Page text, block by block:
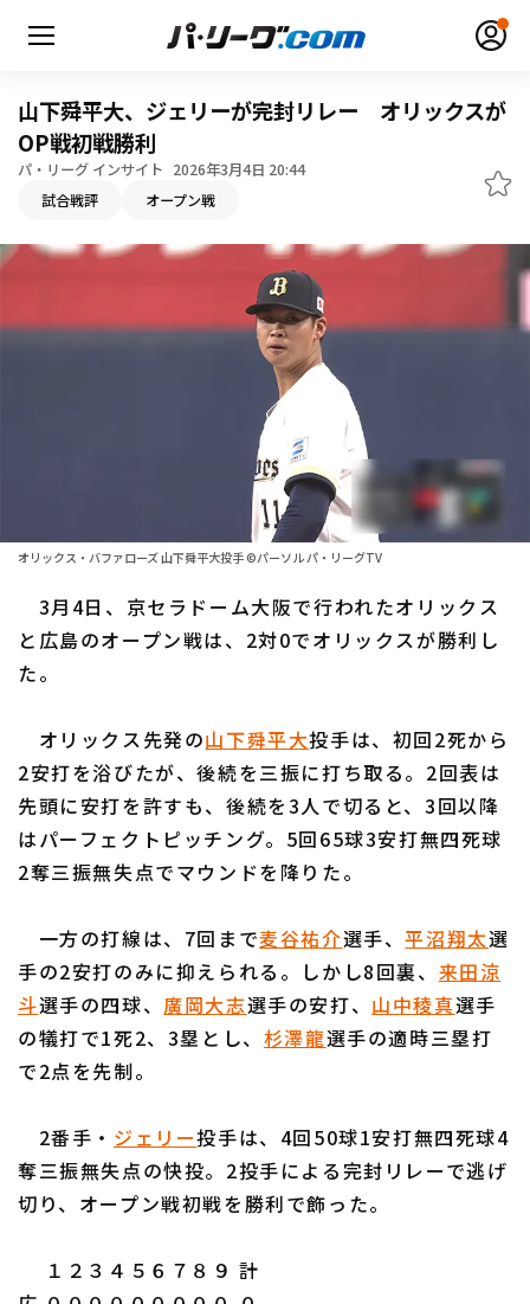
HOME
ファーム東地区
ファーム西地区
選手名鑑トップ
北海道日本ハムファイターズ
東北楽天ゴールデンイーグルス
千葉ロッテマリーンズ
オリックス・バファローズ
福岡ソフトバンクホークス
ニュース
設定
利用規約 プライバシーポリシー
運営会社 （別ウィンドウで開く）
山下舜平大、ジェリーが完封リレー オリックスが
OP戦初戦勝利
パ・リーグ インサイト 2026年3月4日 20:44
試合戦評 オープン戦
オリックス・バファローズ 山下舜平大投手 ©パーソル パ・リーグTV
3月4日、京セラドーム大阪で行われたオリックス
と広島のオープン戦は、2対0でオリックスが勝利し
た。
オリックス先発の山下舜平大投手は、初回2死から
2安打を浴びたが、後続を三振に打ち取る。2回表は
先頭に安打を許すも、後続を3人で切ると、3回以降
はパーフェクトピッチング。5回65球3安打無四死球
2奪三振無失点でマウンドを降りた。
一方の打線は、7回まで麦谷祐介選手、平沼翔太選
手の2安打のみに抑えられる。しかし8回裏、 来田涼
斗選手の四球、 廣岡大志選手の安打、 山中稜真選手
の犠打で1死2、3塁とし、 杉澤龍選手の適時三塁打
で2点を先制。
2番手・ ジェリー投手は、4回50球1安打無四死球4
奪三振無失点の快投。2投手による完封リレーで逃げ
切り、オープン戦初戦を勝利で飾った。
１２３４５６７８９ 計